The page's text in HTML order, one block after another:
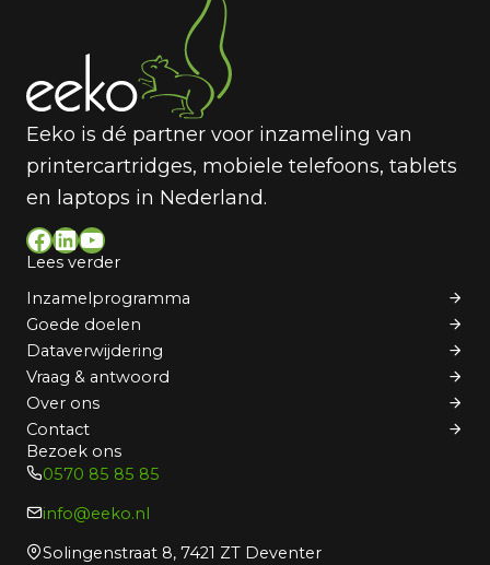
Eeko is dé partner voor inzameling van
printercartridges, mobiele telefoons, tablets
en laptops in Nederland.
Facebook LinkedIn YouTube
Lees verder
Inzamelprogramma
Goede doelen
Dataverwijdering
Vraag & antwoord
Over ons
Contact
Bezoek ons
0570 85 85 85
info@eeko.nl
Solingenstraat 8, 7421 ZT Deventer